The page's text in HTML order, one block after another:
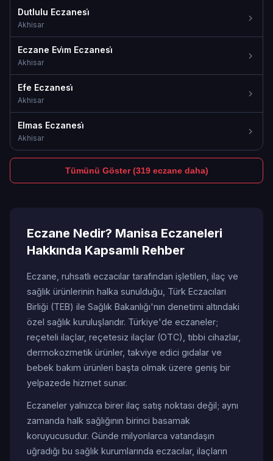
Dutlulu Eczanesi̇
Akhisar
Eczane Evi̇m Eczanesi̇
Akhisar
Efe Eczanesi̇
Akhisar
Elmas Eczanesi̇
Akhisar
Tümünü Göster (319 eczane daha)
Eczane Nedir? Manisa Eczaneleri
Hakkında Kapsamlı Rehber
Eczane, ruhsatlı eczacılar tarafından işletilen, ilaç ve
sağlık ürünlerinin halka sunulduğu, Türk Eczacıları
Birliği (TEB) ile Sağlık Bakanlığı'nın denetimi altındaki
özel sağlık kuruluşlarıdır. Türkiye'de eczaneler;
reçeteli ilaçlar, reçetesiz ilaçlar (OTC), tıbbi cihazlar,
dermokozmetik ürünler, takviye edici gıdalar ve
bebek bakım ürünleri başta olmak üzere geniş bir
yelpazede hizmet sunar.
Eczaneler yalnızca birer ilaç satış noktası değil; aynı
zamanda halk sağlığının birinci basamak
koruyucusudur. Günde milyonlarca vatandaşın
uğradığı bu sağlık kurumlarında eczacılar, ilaçların